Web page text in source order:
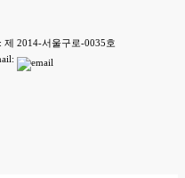
2014-서울구로-0035호